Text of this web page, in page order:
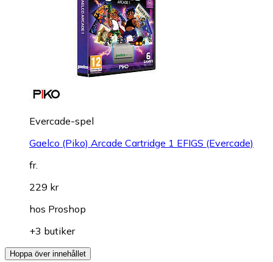
Evercade-spel
Gaelco (Piko) Arcade Cartridge 1 EFIGS (Evercade)
fr.
229 kr
hos Proshop
+3 butiker
Hoppa över innehållet